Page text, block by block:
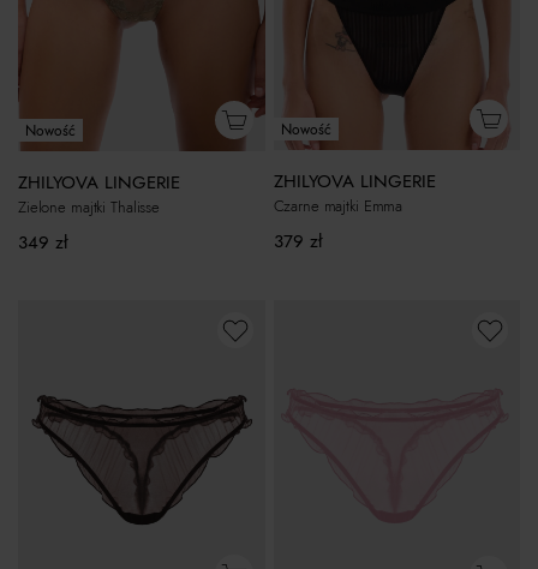
Nowość
ZHILYOVA LINGERIE
Zielone majtki Thalisse
349 zł
Nowość
ZHILYOVA LINGERIE
Czarne majtki Emma
379 zł